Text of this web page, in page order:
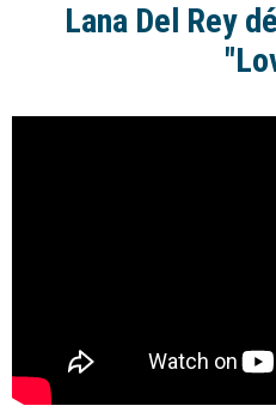
Lana Del Rey